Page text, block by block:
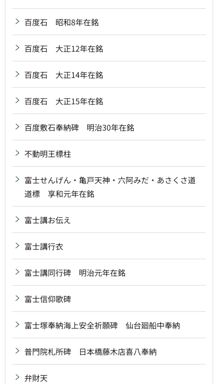
百度石 昭和8年在銘
百度石 大正12年在銘
百度石 大正14年在銘
百度石 大正15年在銘
百度敷石奉納碑 明治30年在銘
不動明王標柱
富士せんげん・亀戸天神・六阿みだ・あさくさ道
道標 享和元年在銘
富士講お伝え
富士講行衣
富士講同行碑 明治元年在銘
富士信仰歌碑
富士塚奉納海上安全祈願碑 仙台廻船中奉納
普門院札所碑 日本橋藤木店喜八奉納
弁財天